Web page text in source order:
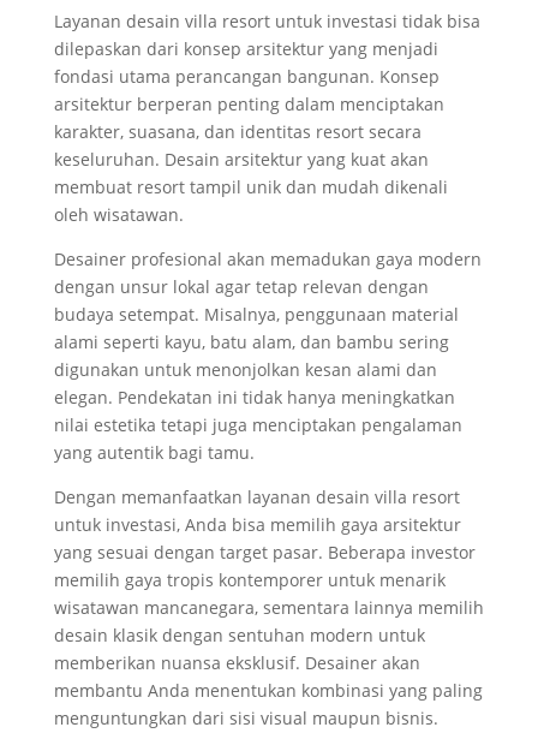
Layanan desain villa resort untuk investasi tidak bisa
dilepaskan dari konsep arsitektur yang menjadi
fondasi utama perancangan bangunan. Konsep
arsitektur berperan penting dalam menciptakan
karakter, suasana, dan identitas resort secara
keseluruhan. Desain arsitektur yang kuat akan
membuat resort tampil unik dan mudah dikenali
oleh wisatawan.
Desainer profesional akan memadukan gaya modern
dengan unsur lokal agar tetap relevan dengan
budaya setempat. Misalnya, penggunaan material
alami seperti kayu, batu alam, dan bambu sering
digunakan untuk menonjolkan kesan alami dan
elegan. Pendekatan ini tidak hanya meningkatkan
nilai estetika tetapi juga menciptakan pengalaman
yang autentik bagi tamu.
Dengan memanfaatkan layanan desain villa resort
untuk investasi, Anda bisa memilih gaya arsitektur
yang sesuai dengan target pasar. Beberapa investor
memilih gaya tropis kontemporer untuk menarik
wisatawan mancanegara, sementara lainnya memilih
desain klasik dengan sentuhan modern untuk
memberikan nuansa eksklusif. Desainer akan
membantu Anda menentukan kombinasi yang paling
menguntungkan dari sisi visual maupun bisnis.